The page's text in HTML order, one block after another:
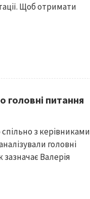
Щоб отримати
головні питання
з керівниками
головні
Валерія